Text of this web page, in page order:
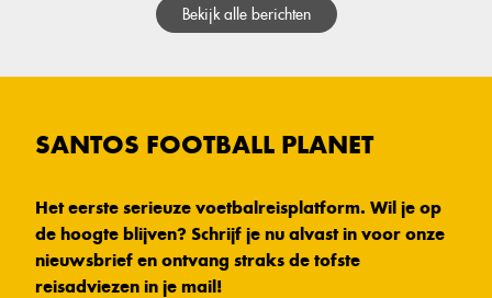
Bekijk alle berichten
SANTOS FOOTBALL PLANET
Het eerste serieuze voetbalreisplatform. Wil je op
de hoogte blijven? Schrijf je nu alvast in voor onze
nieuwsbrief en ontvang straks de tofste
reisadviezen in je mail!